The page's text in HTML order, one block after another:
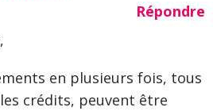
Répondre
en plusieurs fois, tous
crédits, peuvent être